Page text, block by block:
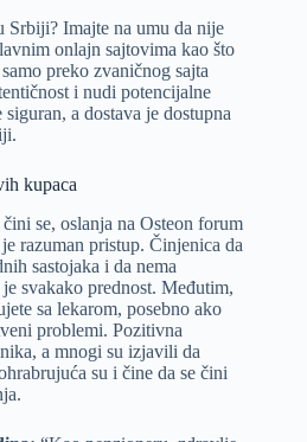
Srbiji? Imajte na umu da nije
onlajn sajtovima kao što
preko zvaničnog sajta
i nudi potencijalne
a dostava je dostupna
kupaca
se, oslanja na Osteon forum
razuman pristup. Činjenica da
sastojaka i da nema
svakako prednost. Međutim,
sa lekarom, posebno ako
problemi. Pozitivna
a mnogi su izjavili da
su i čine da se čini